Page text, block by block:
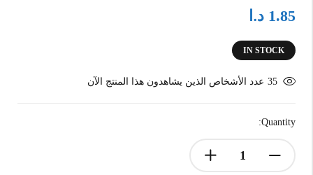
1.85 د.ا
IN STOCK
35 عدد الأشخاص الذين يشاهدون هذا المنتج الآن
Quantity: